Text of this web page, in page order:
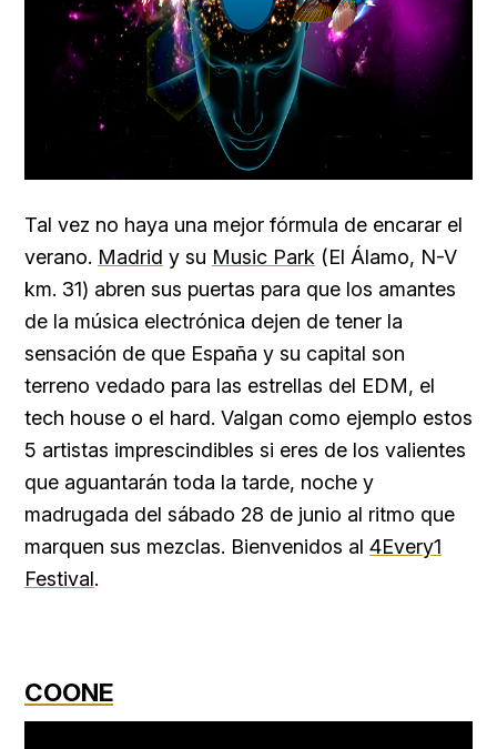
Tal vez no haya una mejor fórmula de encarar el
verano. Madrid y su Music Park (El Álamo, N-V
km. 31) abren sus puertas para que los amantes
de la música electrónica dejen de tener la
sensación de que España y su capital son
terreno vedado para las estrellas del EDM, el
tech house o el hard. Valgan como ejemplo estos
5 artistas imprescindibles si eres de los valientes
que aguantarán toda la tarde, noche y
madrugada del sábado 28 de junio al ritmo que
marquen sus mezclas. Bienvenidos al 4Every1
Festival.
COONE